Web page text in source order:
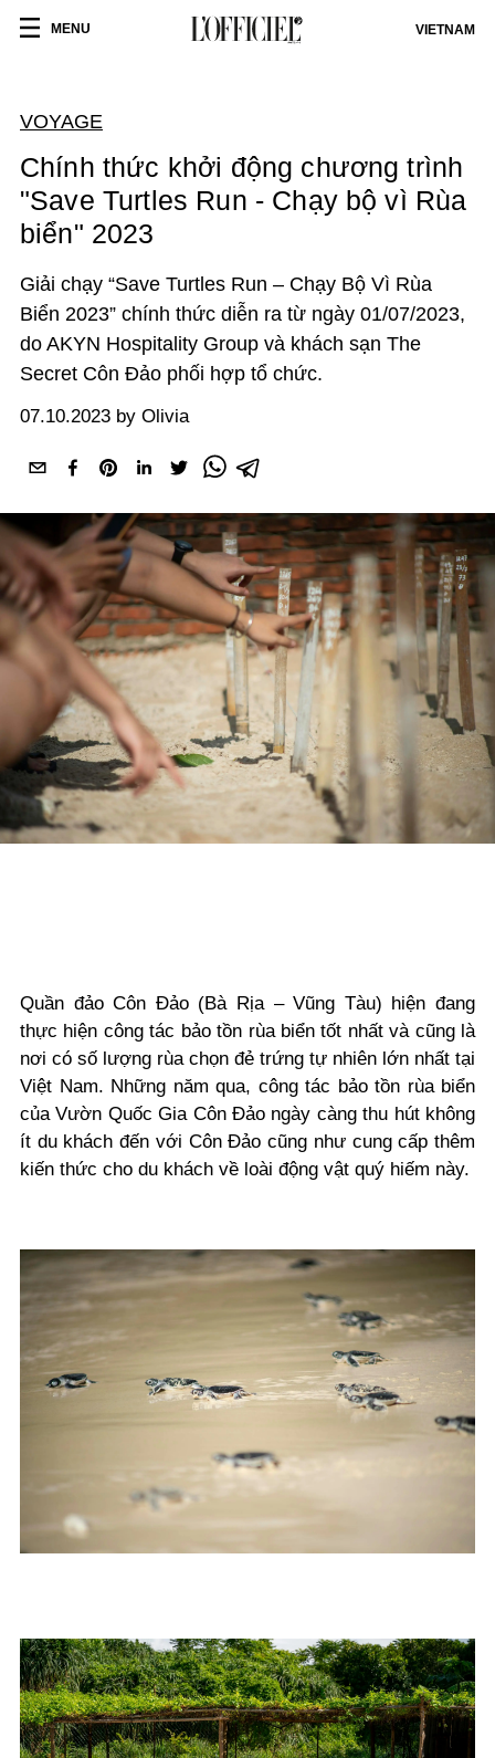
MENU VIETNAM
VOYAGE
Chính thức khởi động chương trình
"Save Turtles Run - Chạy bộ vì Rùa
biển" 2023
Giải chạy “Save Turtles Run – Chạy Bộ Vì Rùa
Biển 2023” chính thức diễn ra từ ngày 01/07/2023,
do AKYN Hospitality Group và khách sạn The
Secret Côn Đảo phối hợp tổ chức.
07.10.2023 by Olivia
Quần đảo Côn Đảo (Bà Rịa – Vũng Tàu) hiện đang
thực hiện công tác bảo tồn rùa biển tốt nhất và cũng là
nơi có số lượng rùa chọn đẻ trứng tự nhiên lớn nhất tại
Việt Nam. Những năm qua, công tác bảo tồn rùa biển
của Vườn Quốc Gia Côn Đảo ngày càng thu hút không
ít du khách đến với Côn Đảo cũng như cung cấp thêm
kiến thức cho du khách về loài động vật quý hiếm này.